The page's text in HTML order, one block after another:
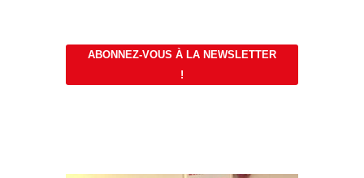
ABONNEZ-VOUS À LA NEWSLETTER
!